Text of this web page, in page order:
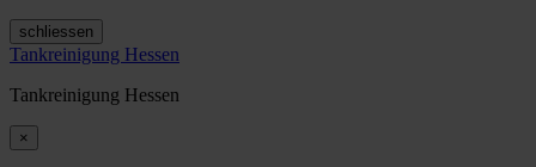
schliessen
Tankreinigung Hessen
Tankreinigung Hessen
×